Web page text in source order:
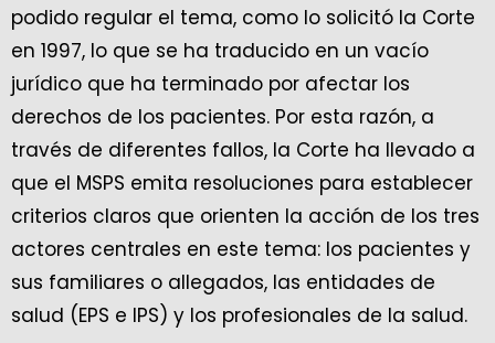
podido regular el tema, como lo solicitó la Corte
en 1997, lo que se ha traducido en un vacío
jurídico que ha terminado por afectar los
derechos de los pacientes. Por esta razón, a
través de diferentes fallos, la Corte ha llevado a
que el MSPS emita resoluciones para establecer
criterios claros que orienten la acción de los tres
actores centrales en este tema: los pacientes y
sus familiares o allegados, las entidades de
salud (EPS e IPS) y los profesionales de la salud.